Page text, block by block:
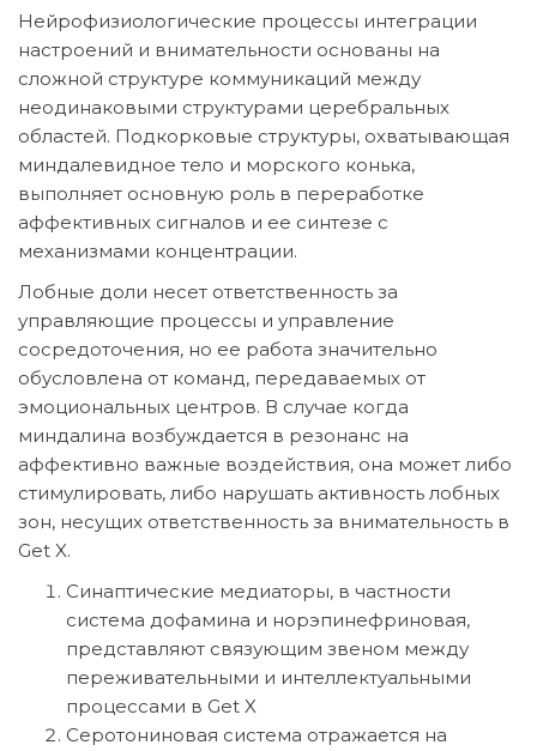
Нейрофизиологические процессы интеграции
настроений и внимательности основаны на
сложной структуре коммуникаций между
неодинаковыми структурами церебральных
областей. Подкорковые структуры, охватывающая
миндалевидное тело и морского конька,
выполняет основную роль в переработке
аффективных сигналов и ее синтезе с
механизмами концентрации.
Лобные доли несет ответственность за
управляющие процессы и управление
сосредоточения, но ее работа значительно
обусловлена от команд, передаваемых от
эмоциональных центров. В случае когда
миндалина возбуждается в резонанс на
аффективно важные воздействия, она может либо
стимулировать, либо нарушать активность лобных
зон, несущих ответственность за внимательность в
Get X.
Синаптические медиаторы, в частности
система дофамина и норэпинефриновая,
представляют связующим звеном между
переживательными и интеллектуальными
процессами в Get X
Серотониновая система отражается на